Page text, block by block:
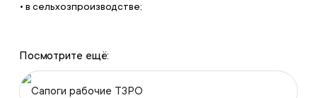
• в сельхозпроизводстве;
Посмотрите ещё:
Сапоги рабочие ТЗРО